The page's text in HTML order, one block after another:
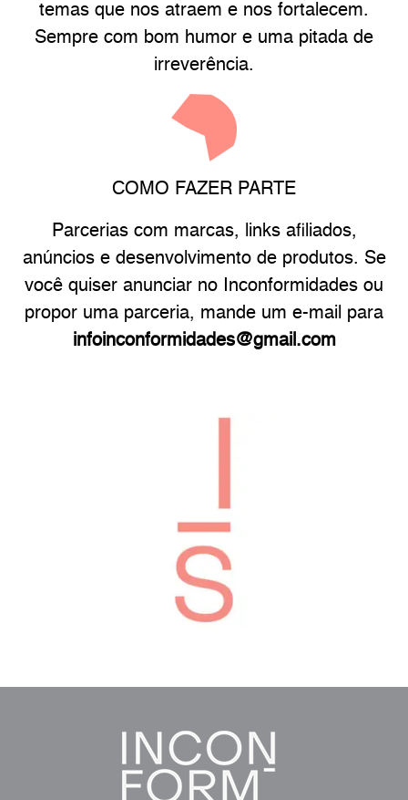
temas que nos atraem e nos fortalecem.
Sempre com bom humor e uma pitada de
irreverência.
COMO FAZER PARTE
Parcerias com marcas, links afiliados,
anúncios e desenvolvimento de produtos. Se
você quiser anunciar no Inconformidades ou
propor uma parceria, mande um e-mail para
infoinconformidades@gmail.com